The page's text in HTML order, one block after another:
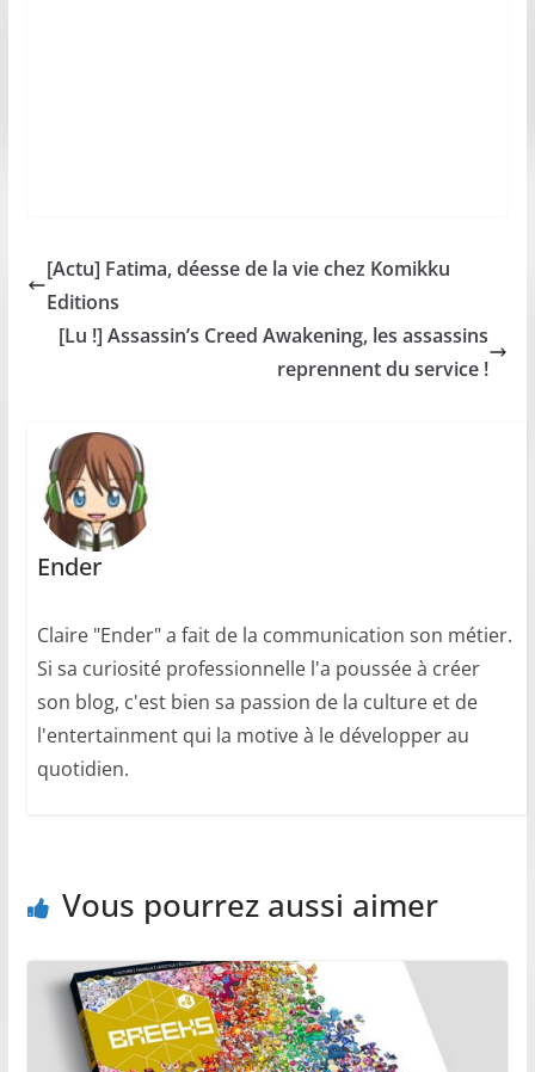
[Actu] Fatima, déesse de la vie chez Komikku
Editions
[Lu !] Assassin’s Creed Awakening, les assassins
reprennent du service !
Ender
Claire "Ender" a fait de la communication son métier.
Si sa curiosité professionnelle l'a poussée à créer
son blog, c'est bien sa passion de la culture et de
l'entertainment qui la motive à le développer au
quotidien.
Vous pourrez aussi aimer